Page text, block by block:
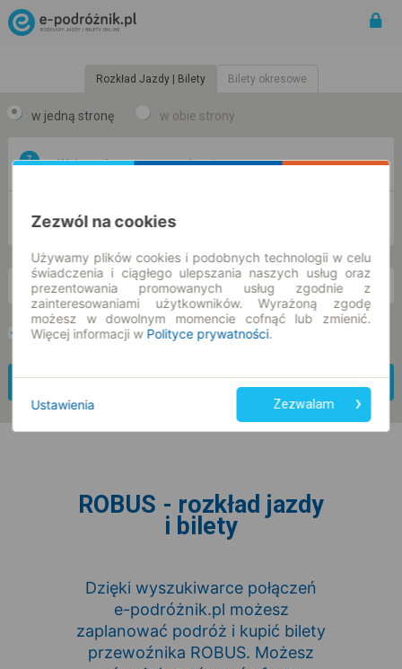
Rozkład Jazdy | Bilety Bilety okresowe
w jedną stronę w obie strony
Z
nd. 9 sie. -- : --
Preferuj bez przesiadek Tylko bilet online
ROBUS - rozkład jazdy
i bilety
Dzięki wyszukiwarce połączeń
e-podróżnik.pl możesz
zaplanować podróż i kupić bilety
przewoźnika ROBUS. Możesz
Zezwól na cookies
Używamy plików cookies i podobnych technologii w celu
świadczenia i ciągłego ulepszania naszych usług oraz
prezentowania promowanych usług zgodnie z
zainteresowaniami użytkowników. Wyrażoną zgodę
możesz w dowolnym momencie cofnąć lub zmienić.
Więcej informacji w Polityce prywatności.
Ustawienia Zezwalam